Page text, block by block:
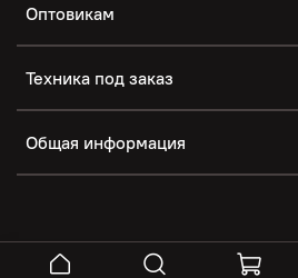
Оптовикам
Техника под заказ
Общая информация